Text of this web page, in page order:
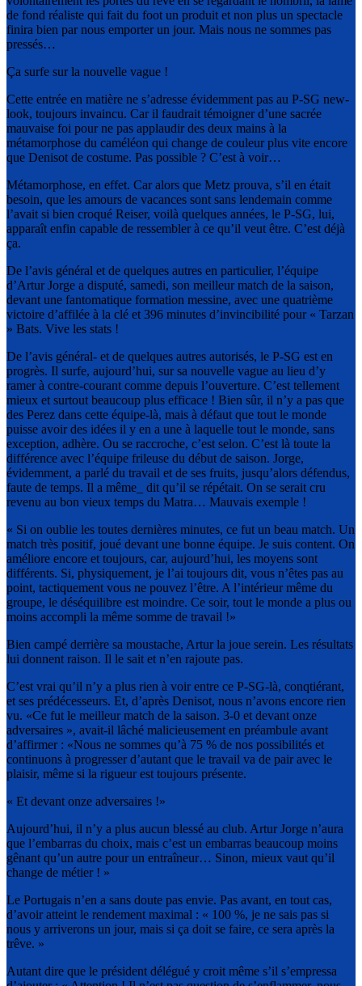
de fond réaliste qui fait du foot un produit et non plus un spectacle
finira bien par nous emporter un jour. Mais nous ne sommes pas
pressés…
Ça surfe sur la nouvelle vague !
Cette entrée en matière ne s’adresse évidemment pas au P-SG new-
look, toujours invaincu. Car il faudrait témoigner d’une sacrée
mauvaise foi pour ne pas applaudir des deux mains à la
métamorphose du caméléon qui change de couleur plus vite encore
que Denisot de costume. Pas possible ? C’est à voir…
Métamorphose, en effet. Car alors que Metz prouva, s’il en était
besoin, que les amours de vacances sont sans lendemain comme
l’avait si bien croqué Reiser, voilà quelques années, le P-SG, lui,
apparaît enfin capable de ressembler à ce qu’il veut être. C’est déjà
ça.
De l’avis général et de quelques autres en particulier, l’équipe
d’Artur Jorge a disputé, samedi, son meilleur match de la saison,
devant une fantomatique formation messine, avec une quatrième
victoire d’affilée à la clé et 396 minutes d’invincibilité pour « Tarzan
» Bats. Vive les stats !
De l’avis général- et de quelques autres autorisés, le P-SG est en
progrès. Il surfe, aujourd’hui, sur sa nouvelle vague au lieu d’y
ramer à contre-courant comme depuis l’ouverture. C’est tellement
mieux et surtout beaucoup plus efficace ! Bien sûr, il n’y a pas que
des Perez dans cette équipe-là, mais à défaut que tout le monde
puisse avoir des idées il y en a une à laquelle tout le monde, sans
exception, adhère. Ou se raccroche, c’est selon. C’est là toute la
différence avec l’équipe frileuse du début de saison. Jorge,
évidemment, a parlé du travail et de ses fruits, jusqu’alors défendus,
faute de temps. Il a même_ dit qu’il se répétait. On se serait cru
revenu au bon vieux temps du Matra… Mauvais exemple !
« Si on oublie les toutes dernières minutes, ce fut un beau match. Un
match très positif, joué devant une bonne équipe. Je suis content. On
améliore encore et toujours, car, aujourd’hui, les moyens sont
différents. Si, physiquement, je l’ai toujours dit, vous n’êtes pas au
point, tactiquement vous ne pouvez l’être. A l’intérieur même du
groupe, le déséquilibre est moindre. Ce soir, tout le monde a plus ou
moins accompli la même somme de travail !»
Bien campé derrière sa moustache, Artur la joue serein. Les résultats
lui donnent raison. Il le sait et n’en rajoute pas.
C’est vrai qu’il n’y a plus rien à voir entre ce P-SG-là, conqtiérant,
et ses prédécesseurs. Et, d’après Denisot, nous n’avons encore rien
vu. «Ce fut le meilleur match de la saison. 3-0 et devant onze
adversaires », avait-il lâché malicieusement en préambule avant
d’affirmer : «Nous ne sommes qu’à 75 % de nos possibilités et
continuons à progresser d’autant que le travail va de pair avec le
plaisir, même si la rigueur est toujours présente.
« Et devant onze adversaires !»
Aujourd’hui, il n’y a plus aucun blessé au club. Artur Jorge n’aura
que l’embarras du choix, mais c’est un embarras beaucoup moins
gênant qu’un autre pour un entraîneur… Sinon, mieux vaut qu’il
change de métier ! »
Le Portugais n’en a sans doute pas envie. Pas avant, en tout cas,
d’avoir atteint le rendement maximal : « 100 %, je ne sais pas si
nous y arriverons un jour, mais si ça doit se faire, ce sera après la
trêve. »
Autant dire que le président délégué y croit même s’il s’empressa